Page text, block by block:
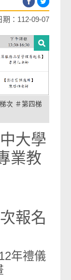
期：112-09-07
次 ＃第四梯
大學
業教
報名
年禮儀